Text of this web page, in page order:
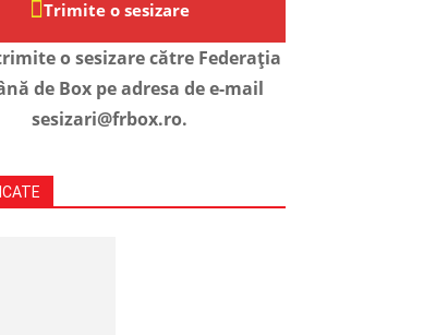
Trimite o sesizare
o sesizare către Federația
de Box pe adresa de e-mail
sesizari@frbox.ro.